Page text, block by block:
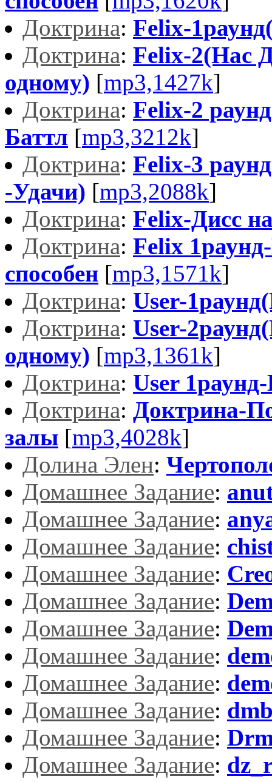
Доктрина: Felix-
Доктрина: Felix-2(Нас
одному) [mp3,1427k]
Доктрина: Felix-2
Баттл [mp3,3212k]
Доктрина: Felix-3
-Удачи) [mp3,2088k]
Доктрина: Felix-Дисс
Доктрина: Felix
способен [mp3,1571k]
Доктрина: User-
Доктрина: User-
одному) [mp3,1361k]
Доктрина: User
Доктрина: Доктрина-
залы [mp3,4028k]
Долина Элен:
Домашнее Задание:
Домашнее Задание:
Домашнее Задание:
Домашнее Задание:
Домашнее Задание:
Домашнее Задание:
Домашнее Задание:
Домашнее Задание:
Домашнее Задание:
Домашнее Задание:
Домашнее Задание: